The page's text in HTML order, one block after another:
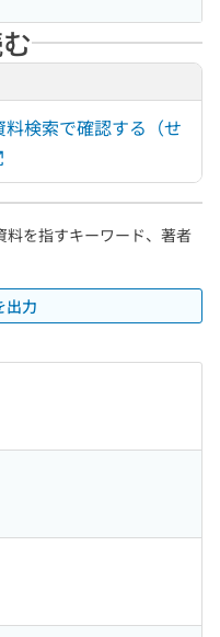
検索で確認する（せ
料を指すキーワード、著者
出力